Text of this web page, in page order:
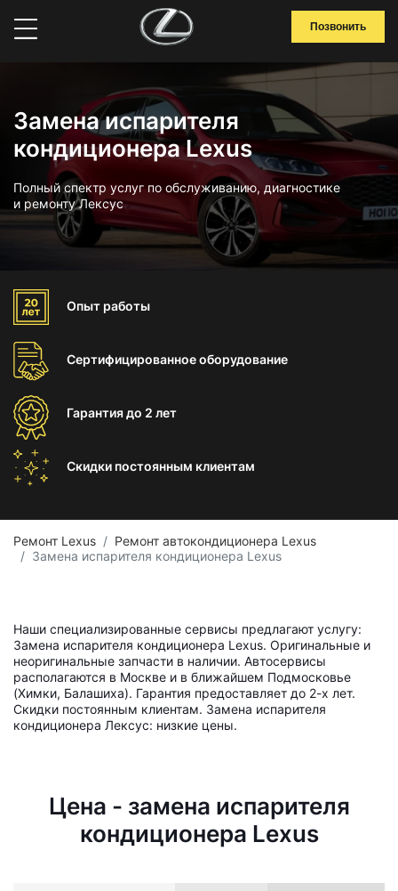
Позвонить
Замена испарителя
кондиционера Lexus
Полный спектр услуг по обслуживанию, диагностике
и ремонту Лексус
Опыт работы
Сертифицированноеоборудование
Гарантиядо 2 лет
Скидки постоянным клиентам
Ремонт Lexus
Ремонт автокондиционера Lexus
Замена испарителя кондиционера Lexus
Наши специализированные сервисы предлагают услугу:
Замена испарителя кондиционера Lexus. Оригинальные и
неоригинальные запчасти в наличии. Автосервисы
располагаются в Москве и в ближайшем Подмосковье
(Химки, Балашиха). Гарантия предоставляет до 2-х лет.
Скидки постоянным клиентам. Замена испарителя
кондиционера Лексус: низкие цены.
Цена - замена испарителя
кондиционера Lexus